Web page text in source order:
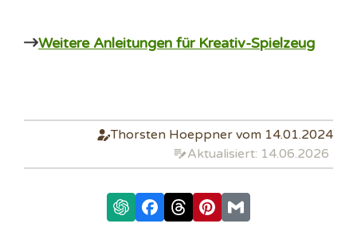
Weitere Anleitungen für Kreativ-Spielzeug
Thorsten Hoeppner vom 14.01.2024
Aktualisiert: 14.06.2026